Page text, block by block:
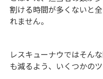
割ける時間が多くないと
れません。
レスキューナウではそん
も減るよう、いくつかの